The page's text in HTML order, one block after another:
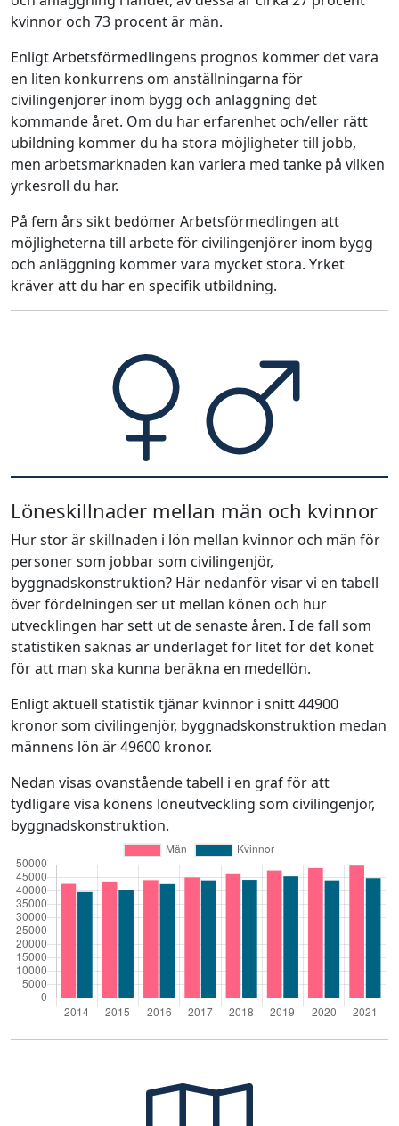
kvinnor och 73 procent är män.
Enligt Arbetsförmedlingens prognos kommer det vara
en liten konkurrens om anställningarna för
civilingenjörer inom bygg och anläggning det
kommande året. Om du har erfarenhet och/eller rätt
ubildning kommer du ha stora möjligheter till jobb,
men arbetsmarknaden kan variera med tanke på vilken
yrkesroll du har.
På fem års sikt bedömer Arbetsförmedlingen att
möjligheterna till arbete för civilingenjörer inom bygg
och anläggning kommer vara mycket stora. Yrket
kräver att du har en specifik utbildning.
Löneskillnader mellan män och kvinnor
Hur stor är skillnaden i lön mellan kvinnor och män för
personer som jobbar som civilingenjör,
byggnadskonstruktion? Här nedanför visar vi en tabell
över fördelningen ser ut mellan könen och hur
utvecklingen har sett ut de senaste åren. I de fall som
statistiken saknas är underlaget för litet för det könet
för att man ska kunna beräkna en medellön.
Enligt aktuell statistik tjänar kvinnor i snitt 44900
kronor som civilingenjör, byggnadskonstruktion medan
männens lön är 49600 kronor.
Nedan visas ovanstående tabell i en graf för att
tydligare visa könens löneutveckling som civilingenjör,
byggnadskonstruktion.